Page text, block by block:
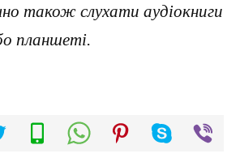
також слухати аудіокниги
планшеті.